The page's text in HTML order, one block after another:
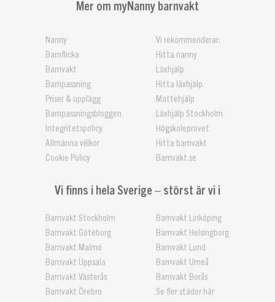
Mer om myNanny barnvakt
Nanny
Barnflicka
Barnvakt
Barnpassning
Priser & upplägg
Barnpassningsbloggen
Integritetspolicy
Allmänna villkor
Cookie Policy
Vi rekommenderar:
Hitta nanny
Läxhjälp
Hitta läxhjälp
Mattehjälp
Läxhjälp Stockholm
Högskoleprovet
Hitta barnvakt
Barnvakt.se
Vi finns i hela Sverige – störst är vi i
Barnvakt Stockholm
Barnvakt Göteborg
Barnvakt Malmö
Barnvakt Uppsala
Barnvakt Västerås
Barnvakt Örebro
Barnvakt Linköping
Barnvakt Helsingborg
Barnvakt Lund
Barnvakt Umeå
Barnvakt Borås
Se fler städer här